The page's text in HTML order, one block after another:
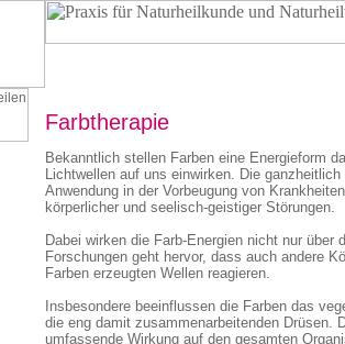
Farbtherapie
Bekanntlich stellen Farben eine Energieform
Lichtwellen auf uns einwirken. Die
Anwendung in der Vorbeugung von
körperlicher und seelisch-geistiger Störungen.
Dabei wirken die Farb-Energien nicht nur über
Forschungen geht hervor, dass auch andere
Farben erzeugten Wellen reagieren.
Insbesondere beeinflussen die Farben das
die eng damit zusammenarbeitenden Drüsen.
umfassende Wirkung auf den gesamten